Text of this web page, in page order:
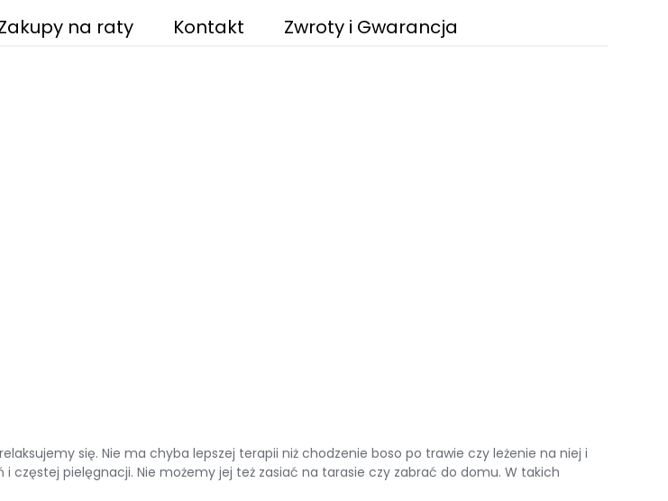
na raty Kontakt Zwroty i Gwarancja
się. Nie ma chyba lepszej terapii niż chodzenie boso po trawie czy leżenie na niej i
pielęgnacji. Nie możemy jej też zasiać na tarasie czy zabrać do domu. W takich